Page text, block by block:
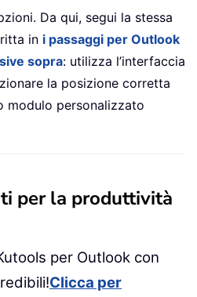
Da qui, segui la stessa
in i passaggi per Outlook
sopra: utilizza l’interfaccia
la posizione corretta
modulo personalizzato
per la produttività
per Outlook con
Clicca per